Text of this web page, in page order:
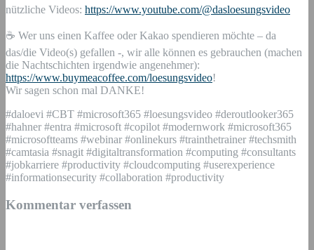
nützliche Videos: https://www.youtube.com/@dasloesungsvideo
☕ Wer uns einen Kaffee oder Kakao spendieren möchte – da
das/die Video(s) gefallen -, wir alle können es gebrauchen (machen
die Nachtschichten irgendwie angenehmer):
https://www.buymeacoffee.com/loesungsvideo!
Wir sagen schon mal DANKE!
#daloevi #CBT #microsoft365 #loesungsvideo #deroutlooker365
#hahner #entra #microsoft #copilot #modernwork #microsoft365
#microsoftteams #webinar #onlinekurs #trainthetrainer #techsmith
#camtasia #snagit #digitaltransformation #computing #consultants
#jobkarriere #productivity #cloudcomputing #userexperience
#informationsecurity #collaboration #productivity
Kommentar verfassen